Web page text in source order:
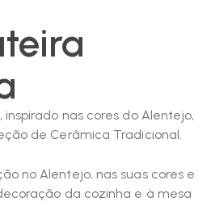
nas cores do Alentejo,
de Cerâmica Tradicional.
no Alentejo, nas suas cores e
da cozinha e à mesa